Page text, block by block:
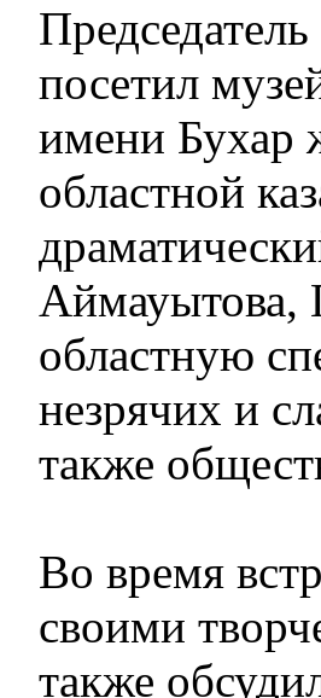
посетил
имени Бухар
областной
Аймауытова,
областную
незрячих и
также
Во время
своими
также